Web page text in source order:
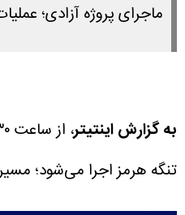
ماجرای پروژه آزادی؛
به گزارش اینتیتر، از ساعت ۱۵:۳۰ به وقت تهران، عملیات «پروژه آزادی» توسط ارتش آمریکا به‌طور رسمی آغاز شده است.
تنگه هرمز اجرا می‌شود؛